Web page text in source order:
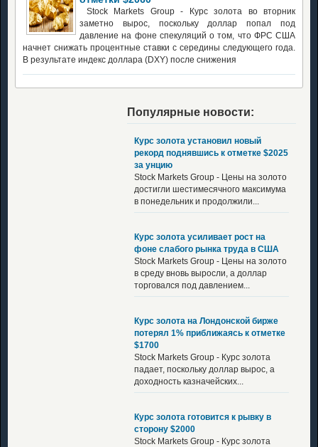
Stock Markets Group - Курс золота во вторник
заметно вырос, поскольку доллар попал под
давление на фоне спекуляций о том, что ФРС США
начнет снижать процентные ставки с середины следующего года.
В результате индекс доллара (DXY) после снижения
Популярные новости:
Курс золота установил новый
рекорд поднявшись к отметке $2025
за унцию
Stock Markets Group - Цены на золото
достигли шестимесячного максимума
в понедельник и продолжили...
Курс золота усиливает рост на
фоне слабого рынка труда в США
Stock Markets Group - Цены на золото
в среду вновь выросли, а доллар
торговался под давлением...
Курс золота на Лондонской бирже
потерял 1% приближаясь к отметке
$1700
Stock Markets Group - Курс золота
падает, поскольку доллар вырос, а
доходность казначейских...
Курс золота готовится к рывку в
сторону $2000
Stock Markets Group - Курс золота